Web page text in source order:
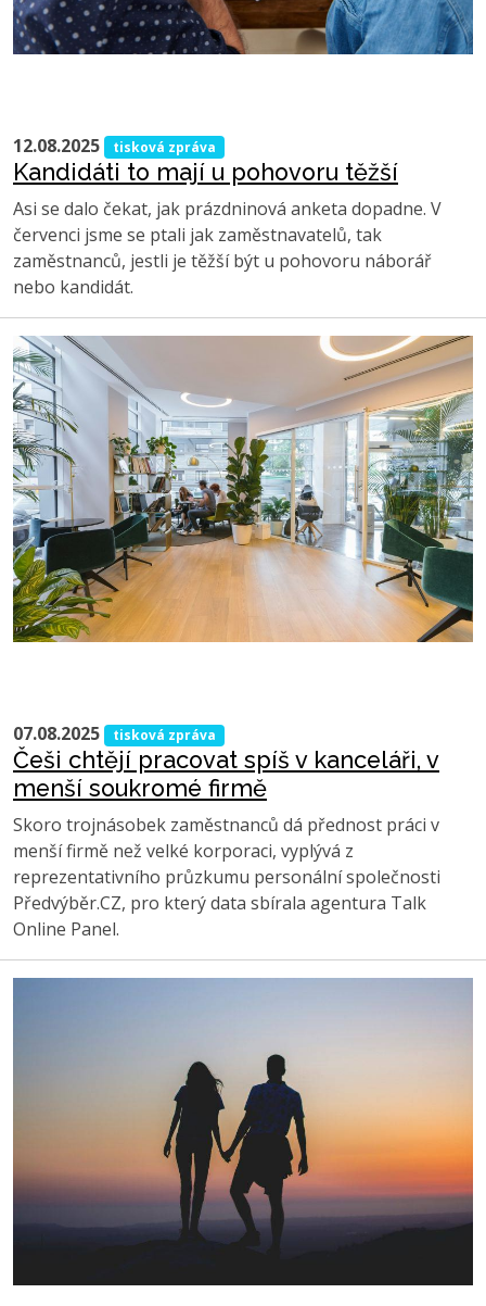
12.08.2025 tisková zpráva
Kandidáti to mají u pohovoru těžší
Asi se dalo čekat, jak prázdninová anketa dopadne. V
červenci jsme se ptali jak zaměstnavatelů, tak
zaměstnanců, jestli je těžší být u pohovoru náborář
nebo kandidát.
07.08.2025 tisková zpráva
Češi chtějí pracovat spíš v kanceláři, v
menší soukromé firmě
Skoro trojnásobek zaměstnanců dá přednost práci v
menší firmě než velké korporaci, vyplývá z
reprezentativního průzkumu personální společnosti
Předvýběr.CZ, pro který data sbírala agentura Talk
Online Panel.